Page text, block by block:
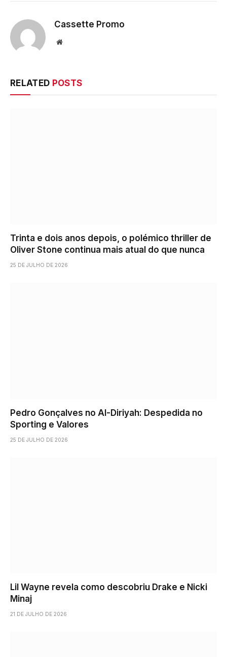
Cassette Promo
Website
RELATED POSTS
Trinta e dois anos depois, o polémico thriller de
Oliver Stone continua mais atual do que nunca
25 DE JULHO DE 2026
Pedro Gonçalves no Al-Diriyah: Despedida no
Sporting e Valores
25 DE JULHO DE 2026
Lil Wayne revela como descobriu Drake e Nicki
Minaj
21 DE JULHO DE 2026